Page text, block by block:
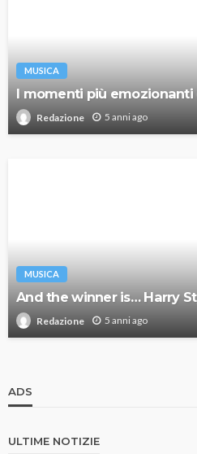
MUSICA
I momenti più
Redazione 5 anni ago
MUSICA
And the winner is… Harry
Redazione 5 anni ago
ADS
ULTIME NOTIZIE